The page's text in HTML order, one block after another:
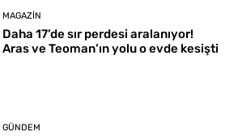
MAGAZIN
Daha 17’de sır perdesi aralanıyor!
Aras ve Teoman’ın yolu o evde kesişti
GÜNDEM